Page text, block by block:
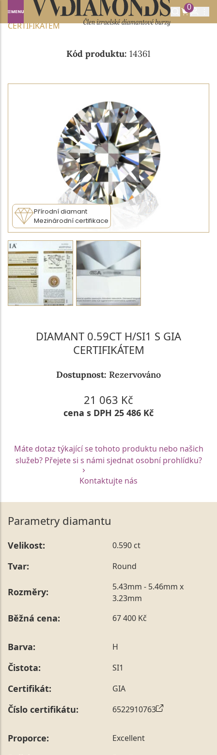
0
Domů NABÍDKA DIAMANTŮ
0.59CT H/SI1 S GIA
CERTIFIKÁTEM
Kód produktu: 14361
Přírodní diamant
Mezinárodní certifikace
DIAMANT 0.59CT H/SI1 S GIA
CERTIFIKÁTEM
Dostupnost: Rezervováno
21 063 Kč
cena s DPH 25 486 Kč
Máte dotaz týkající se tohoto produktu nebo našich
služeb? Přejete si s námi sjednat osobní prohlídku?
Kontaktujte nás
Parametry diamantu
Velikost: 0.590 ct
Tvar: Round
Rozměry:
5.43mm - 5.46mm x
3.23mm
Běžná cena: 67 400 Kč
Barva: H
Čistota: SI1
Certifikát: GIA
Číslo certifikátu: 6522910763
Proporce: Excellent